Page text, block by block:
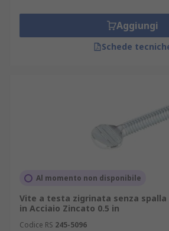
Aggiungi
Schede
Al momento non disponibile
Vite a testa zigrinata senza spalla
in Acciaio Zincato 0.5 in
Codice RS 245-5096